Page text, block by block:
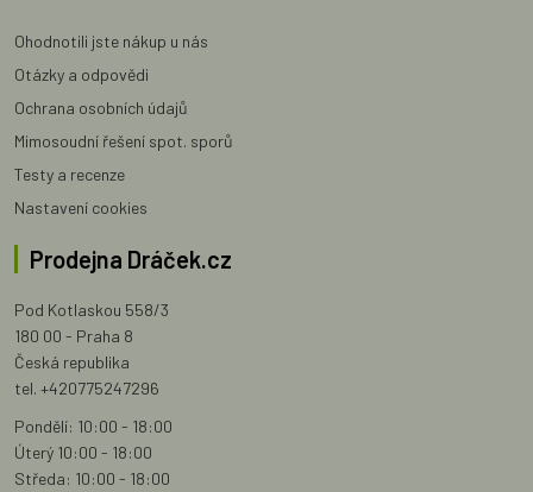
Ohodnotili jste nákup u nás
Otázky a odpovědi
Ochrana osobních údajů
Mimosoudní řešení spot. sporů
Testy a recenze
Nastavení cookies
Prodejna Dráček.cz
Pod Kotlaskou 558/3
180 00 - Praha 8
Česká republika
tel. +420775247296
Pondělí: 10:00 - 18:00
Úterý 10:00 - 18:00
Středa: 10:00 - 18:00